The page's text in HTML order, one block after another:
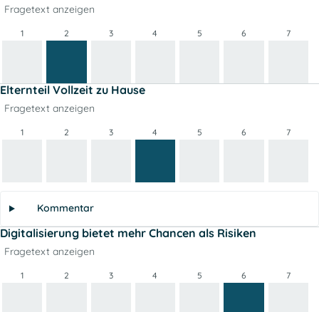
Fragetext anzeigen
1 2 3 4 5 6 7
Elternteil Vollzeit zu Hause
Fragetext anzeigen
1 2 3 4 5 6 7
Kommentar
Digitalisierung bietet mehr Chancen als Risiken
Fragetext anzeigen
1 2 3 4 5 6 7